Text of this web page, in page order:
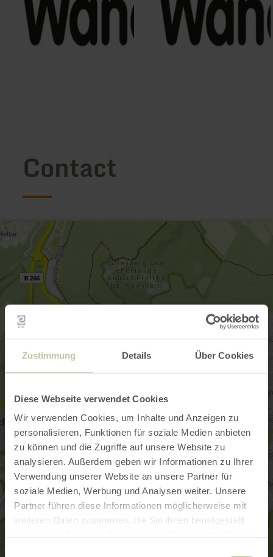
Zustimmung Details Über Cookies
Diese Webseite verwendet Cookies
Wir verwenden Cookies, um Inhalte und Anzeigen zu
personalisieren, Funktionen für soziale Medien anbieten
zu können und die Zugriffe auf unsere Website zu
analysieren. Außerdem geben wir Informationen zu Ihrer
Verwendung unserer Website an unsere Partner für
soziale Medien, Werbung und Analysen weiter. Unsere
Partner führen diese Informationen möglicherweise mit
weiteren Daten zusammen, die Sie ihnen bereitgestellt
Contact